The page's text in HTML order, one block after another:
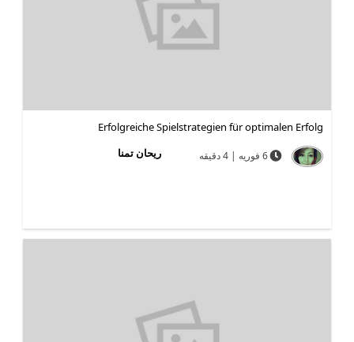
Erfolgreiche Spielstrategien für optimalen Erfolg
ریحان تمنا
6 فوریه | 4 دقیقه